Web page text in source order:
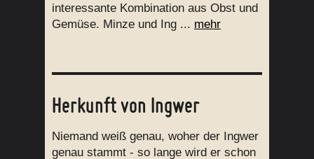
interessante Kombination aus Obst und
Gemüse. Minze und Ing ... mehr
Herkunft von Ingwer
Niemand weiß genau, woher der Ingwer
genau stammt - so lange wird er schon